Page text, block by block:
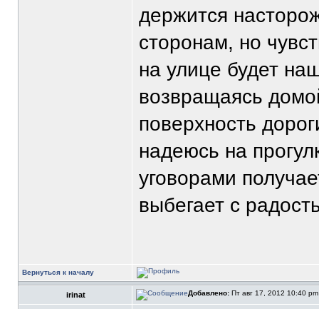
держится
сторонам, но
на улице будет
возвращаясь
поверхность
надеюсь на
уговорами
выбегает с
Вернуться к началу
irinat Добавлено: Пт авг 17, 2012 10:40